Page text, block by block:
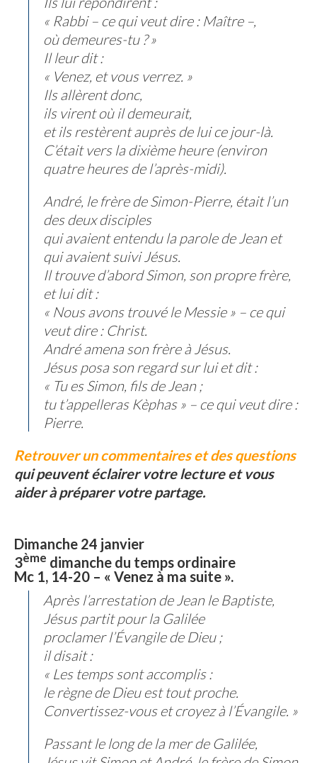
« Rabbi – ce qui veut dire : Maître –,
où demeures-tu ? »
Il leur dit :
« Venez, et vous verrez. »
Ils allèrent donc,
ils virent où il demeurait,
et ils restèrent auprès de lui ce jour-là.
C’était vers la dixième heure (environ
quatre heures de l’après-midi).
André, le frère de Simon-Pierre, était l’un
des deux disciples
qui avaient entendu la parole de Jean et
qui avaient suivi Jésus.
Il trouve d’abord Simon, son propre frère,
et lui dit :
« Nous avons trouvé le Messie » – ce qui
veut dire : Christ.
André amena son frère à Jésus.
Jésus posa son regard sur lui et dit :
« Tu es Simon, fils de Jean ;
tu t’appelleras Kèphas » – ce qui veut dire :
Pierre.
Retrouver un commentaires et des questions
qui peuvent éclairer votre lecture et vous
aider à préparer votre partage.
Dimanche 24 janvier
3ème dimanche du temps ordinaire
Mc 1, 14-20 – « Venez à ma suite ».
Après l’arrestation de Jean le Baptiste,
Jésus partit pour la Galilée
proclamer l’Évangile de Dieu ;
il disait :
« Les temps sont accomplis :
le règne de Dieu est tout proche.
Convertissez-vous et croyez à l’Évangile. »
Passant le long de la mer de Galilée,